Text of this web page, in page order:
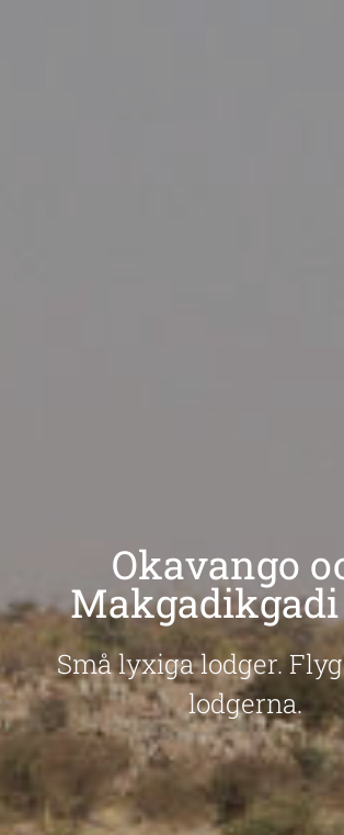
Okavango
Små lyxiga lodger.
lodgerna.